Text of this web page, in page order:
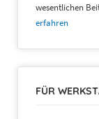
wesentlichen
erfahren
FÜR